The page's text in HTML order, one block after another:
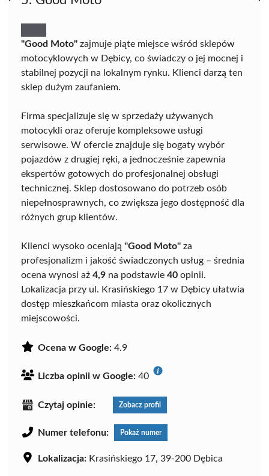
"Good Moto" zajmuje piąte miejsce wśród sklepów
motocyklowych w Dębicy, co świadczy o jej mocnej i
stabilnej pozycji na lokalnym rynku. Klienci darzą ten
sklep dużym zaufaniem.
Firma specjalizuje się w sprzedaży używanych
motocykli oraz oferuje kompleksowe usługi
serwisowe. W ofercie znajduje się bogaty wybór
pojazdów z drugiej ręki, a jednocześnie zapewnia
ekspertów gotowych do profesjonalnej obsługi
technicznej. Sklep dostosowano do potrzeb osób
niepełnosprawnych, co zwiększa jego dostępność dla
różnych grup klientów.
Klienci wysoko oceniają "Good Moto" za
profesjonalizm i jakość świadczonych usług – średnia
ocena wynosi aż 4,9 na podstawie 40 opinii.
Lokalizacja przy ul. Krasińskiego 17 w Dębicy ułatwia
dostęp mieszkańcom miasta oraz okolicznych
miejscowości.
Ocena w Google: 4.9
Liczba opinii w Google: 40
Czytaj opinie: Zobacz profil
Numer telefonu: Pokaż numer
Lokalizacja: Krasińskiego 17, 39-200 Dębica